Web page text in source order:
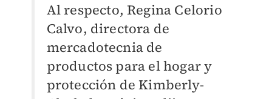
Al respecto, Regina Celorio
Calvo, directora de
mercadotecnia de
productos para el hogar y
protección de Kimberly-